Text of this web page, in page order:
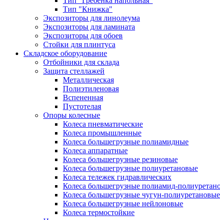
Тип "Книжка"
Экспозиторы для линолеума
Экспозиторы для ламината
Экспозиторы для обоев
Стойки для плинтуса
Складское оборудование
Отбойники для склада
Защита стеллажей
Металлическая
Полиэтиленовая
Вспененная
Пустотелая
Опоры колесные
Колеса пневматические
Колеса промышленные
Колеса большегрузные полиамидные
Колеса аппаратные
Колеса большегрузные резиновые
Колеса большегрузные полиуретановые
Колеса тележек гидравлических
Колеса большегрузные полиамид-
Колеса большегрузные чугун-полиуретановые
Колеса большегрузные нейлоновые
Колеса термостойкие